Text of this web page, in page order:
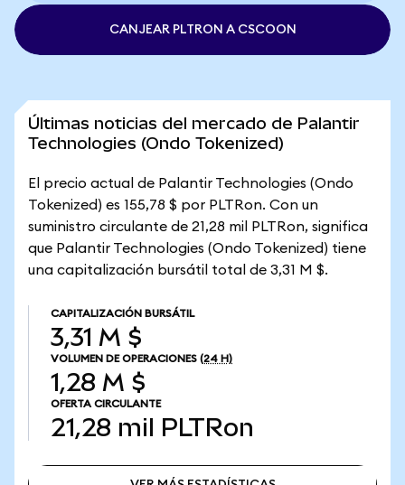
CANJEAR PLTRON A CSCOON
Últimas noticias del mercado de Palantir
Technologies (Ondo Tokenized)
El precio actual de Palantir Technologies (Ondo
Tokenized) es 155,78 $ por PLTRon. Con un
suministro circulante de 21,28 mil PLTRon, significa
que Palantir Technologies (Ondo Tokenized) tiene
una capitalización bursátil total de 3,31 M $.
CAPITALIZACIÓN BURSÁTIL
3,31 M $
VOLUMEN DE OPERACIONES (24 H)
1,28 M $
OFERTA CIRCULANTE
21,28 mil PLTRon